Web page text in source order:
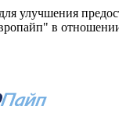
улучшения
в